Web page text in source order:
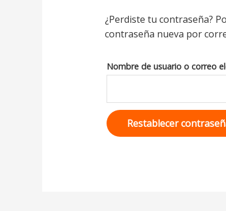
¿Perdiste tu contraseña?
contraseña nueva por
Nombre de usuario o correo
Restablecer